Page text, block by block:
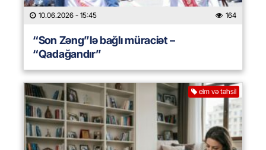
10.06.2026 - 15:45 164
“Son Zəng”lə bağlı müraciət –
“Qadağandır”
elm və təhsil